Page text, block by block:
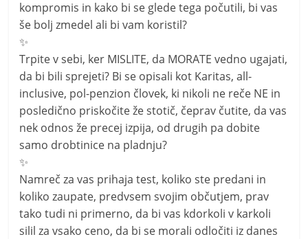
kompromis in kako bi se glede tega počutili, bi vas
še bolj zmedel ali bi vam koristil?
✨
Trpite v sebi, ker MISLITE, da MORATE vedno ugajati,
da bi bili sprejeti? Bi se opisali kot Karitas, all-
inclusive, pol-penzion človek, ki nikoli ne reče NE in
posledično priskočite že stotič, čeprav čutite, da vas
nek odnos že precej izpija, od drugih pa dobite
samo drobtinice na pladnju?
✨
Namreč za vas prihaja test, koliko ste predani in
koliko zaupate, predvsem svojim občutjem, prav
tako tudi ni primerno, da bi vas kdorkoli v karkoli
silil za vsako ceno, da bi se morali odločiti iz danes